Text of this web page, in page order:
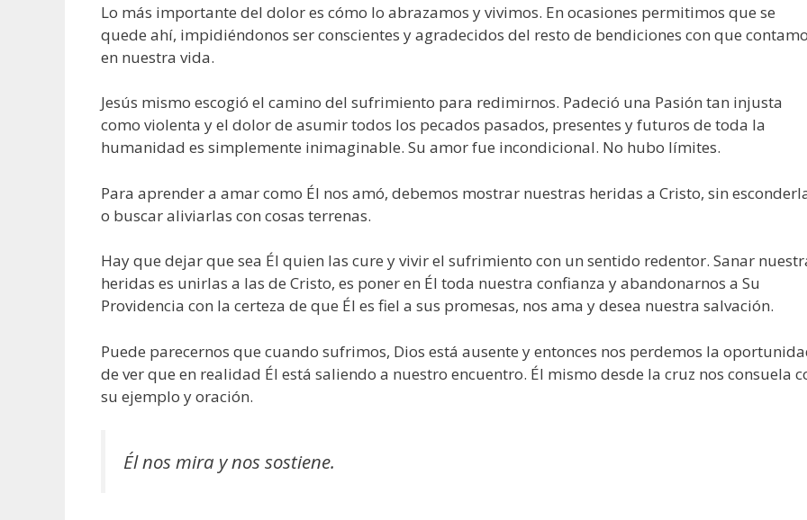
Lo más importante del dolor es cómo lo abrazamos y vivimos. En ocasiones permitimos que se
quede ahí, impidiéndonos ser conscientes y agradecidos del resto de bendiciones con que
en nuestra vida.
Jesús mismo escogió el camino del sufrimiento para redimirnos. Padeció una Pasión tan injusta
como violenta y el dolor de asumir todos los pecados pasados, presentes y futuros de toda la
humanidad es simplemente inimaginable. Su amor fue incondicional. No hubo límites.
Para aprender a amar como Él nos amó, debemos mostrar nuestras heridas a Cristo, sin
o buscar aliviarlas con cosas terrenas.
Hay que dejar que sea Él quien las cure y vivir el sufrimiento con un sentido redentor. Sanar
heridas es unirlas a las de Cristo, es poner en Él toda nuestra confianza y abandonarnos a Su
Providencia con la certeza de que Él es fiel a sus promesas, nos ama y desea nuestra salvación.
Puede parecernos que cuando sufrimos, Dios está ausente y entonces nos perdemos la
de ver que en realidad Él está saliendo a nuestro encuentro. Él mismo desde la cruz nos consuela
su ejemplo y oración.
Él nos mira y nos sostiene.